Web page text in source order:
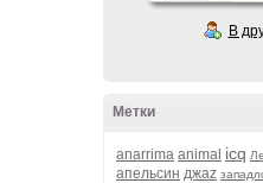
В
Метки
anarrima animal icq
апельсин джаz